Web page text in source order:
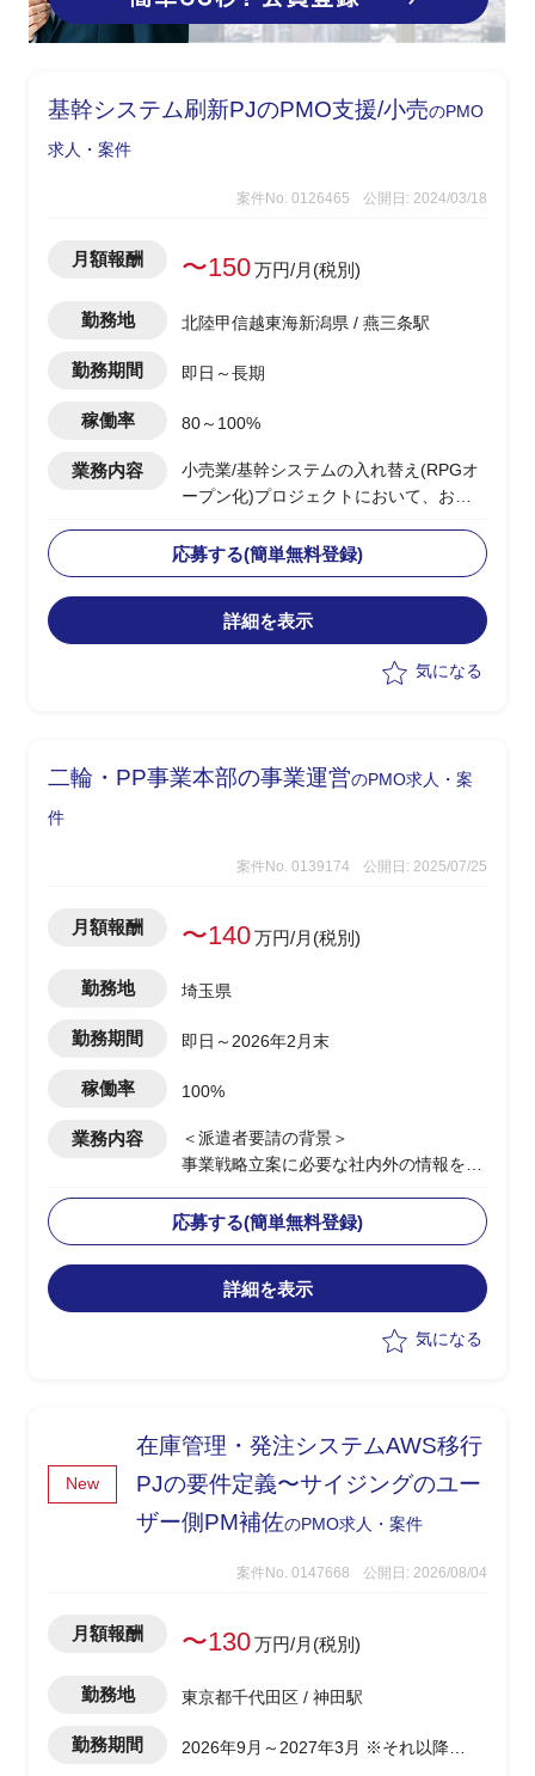
基幹システム刷新PJのPMO支援/小売のPMO
求人・案件
案件No. 0126465 公開日: 2024/03/18
月額報酬 〜150万円/月(税別)
勤務地 北陸甲信越東海新潟県 / 燕三条駅
勤務期間 即日～長期
稼働率 80～100%
業務内容
小売業/基幹システムの入れ替え(RPGオ
ープン化)プロジェクトにおいて、お客
・社員の補佐として横断的なプロジェク
ト管理
応募する(簡単無料登録)
詳細を表示
気になる
二輪・PP事業本部の事業運営のPMO求人・案
件
案件No. 0139174 公開日: 2025/07/25
月額報酬 〜140万円/月(税別)
勤務地 埼玉県
勤務期間 即日～2026年2月末
稼働率 100%
業務内容
＜派遣者要請の背景＞
事業戦略立案に必要な社内外の情報をデ
公開するプロジェクトが
あり、その推進にあたりITスキルの高い
外部人材を雇用したいと考えております
(下記①③)。
間の雇用となります。プロジェクト業務
(下記②)。
① BIツール(Qlick Sense)を使用したデー
(UI、デザイン等含む)、
excelデータの整形作業、使用者向けの
➁ 中長期販売計画をとりまとめるための
(excelの入力フォームのアップデー
応募する(簡単無料登録)
詳細を表示
気になる
New
在庫管理・発注システムAWS移行
PJの要件定義〜サイジングのユー
ザー側PM補佐のPMO求人・案件
案件No. 0147668 公開日: 2026/08/04
月額報酬 〜130万円/月(税別)
勤務地 東京都千代田区 / 神田駅
勤務期間
2026年9月～2027年3月 ※それ以降も